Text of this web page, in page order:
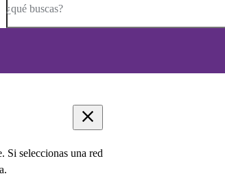
¿qué buscas?
Si seleccionas una red